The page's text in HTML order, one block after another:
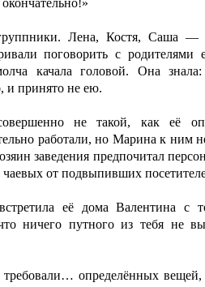
Лена, Костя, Саша —
поговорить с родителями
качала головой. Она знала:
и принято не ею.
не такой, как её
работали, но Марина к ним
заведения предпочитал
от подвыпивших
её дома Валентина с
ничего путного из тебя не
определённых